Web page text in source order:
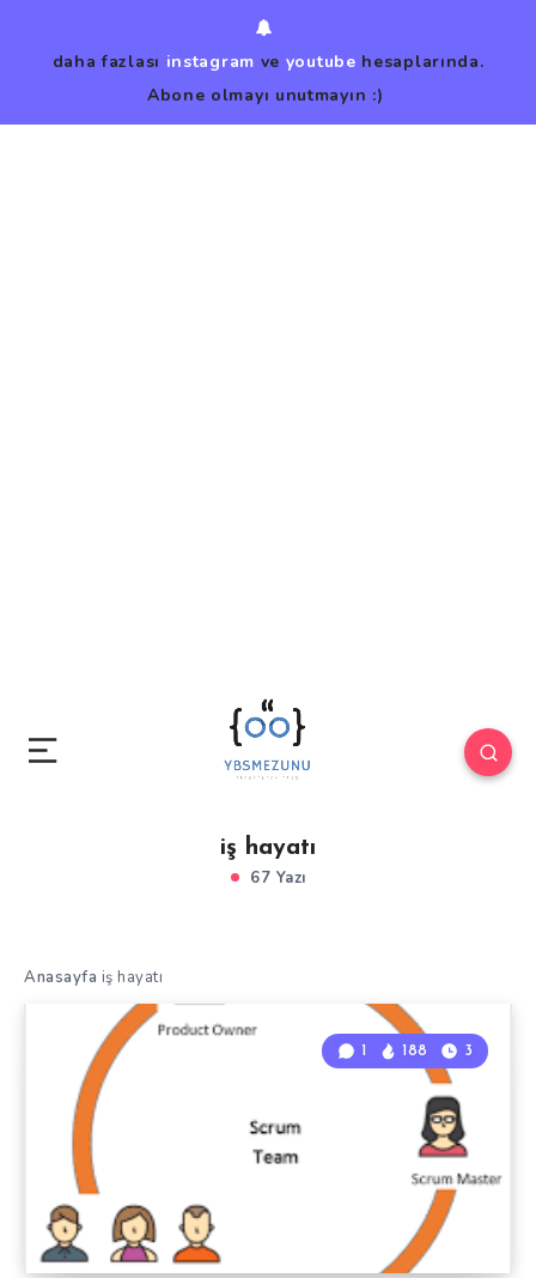
daha fazlası instagram ve youtube hesaplarında.
Abone olmayı unutmayın :)
iş hayatı
67 Yazı
Anasayfa iş hayatı
1 188 3